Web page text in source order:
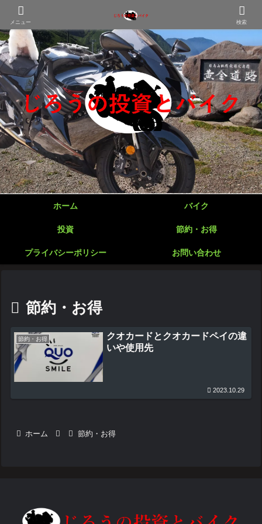
ホーム バイク
投資 節約・お得
プライバシーポリシー お問い合わせ
節約・お得
節約・お得
クオカードとクオカードペイの違
いや使用先
2023.10.29
ホーム 節約・お得
メニュー 検索